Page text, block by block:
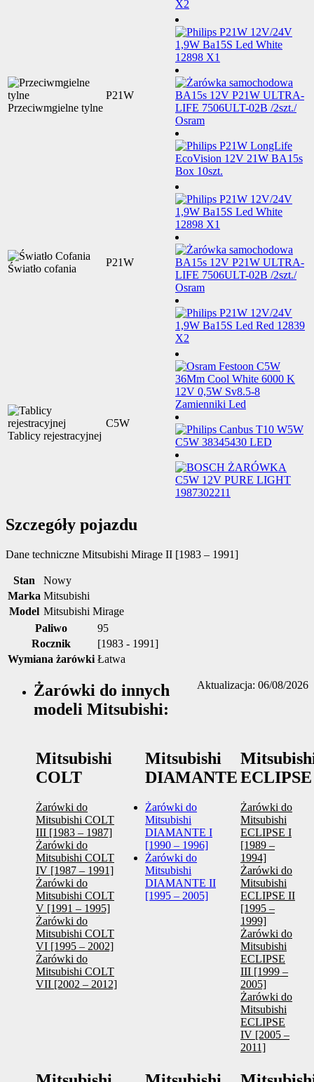
Przeciwmgielne tylne
P21W
Światło cofania
P21W
Tablicy rejestracyjnej
C5W
Szczegóły pojazdu
Dane techniczne Mitsubishi Mirage II [1983 – 1991]
Stan
Nowy
Marka Mitsubishi
Model Mitsubishi Mirage
Paliwo
95
Rocznik
[1983 - 1991]
Wymiana żarówki Łatwa
Aktualizacja: 06/08/2026
Żarówki do innych
modeli Mitsubishi:
Mitsubishi
COLT
Żarówki do
Mitsubishi COLT
III [1983 – 1987]
Żarówki do
Mitsubishi COLT
IV [1987 – 1991]
Żarówki do
Mitsubishi COLT
V [1991 – 1995]
Żarówki do
Mitsubishi COLT
VI [1995 – 2002]
Żarówki do
Mitsubishi COLT
VII [2002 – 2012]
Mitsubishi
DIAMANTE
Żarówki do
Mitsubishi
DIAMANTE I
[1990 – 1996]
Żarówki do
Mitsubishi
DIAMANTE II
[1995 – 2005]
ECLIPSE
Żarówki do
Mitsubishi
ECLIPSE I
[1989 –
1994]
Żarówki do
Mitsubishi
ECLIPSE II
[1995 –
1999]
Żarówki do
Mitsubishi
ECLIPSE
III [1999 –
2005]
Żarówki do
Mitsubishi
ECLIPSE
IV [2005 –
2011]